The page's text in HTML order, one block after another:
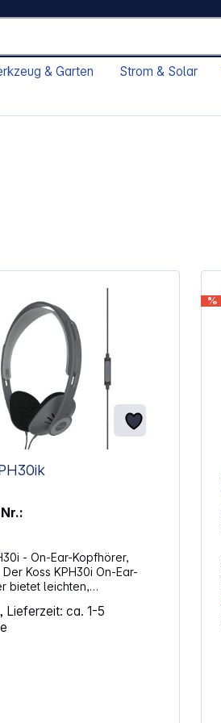
& Garten Strom & Solar
- On-Ear-Kopfhörer,
Koss KPH30i On-Ear-
bietet leichten,
Tragekomfort und einen
vollen Klang für
Die leichten On-Ear-
Lieferzeit: ca. 1-5
%